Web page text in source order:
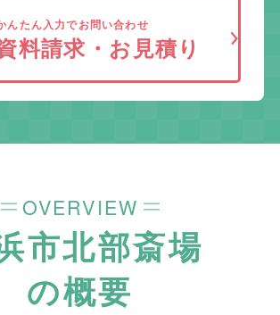
んたん入力でお問い合わせ
料請求・お見積り
OVERVIEW
市北部斎場
の概要